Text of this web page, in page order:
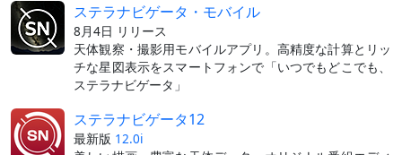
ステラナビゲータ・モバイル
8月4日 リリース
天体観察・撮影用モバイルアプリ。高精度な計算とリッ
チな星図表示をスマートフォンで「いつでもどこでも、
ステラナビゲータ」
ステラナビゲータ12
最新版 12.0i